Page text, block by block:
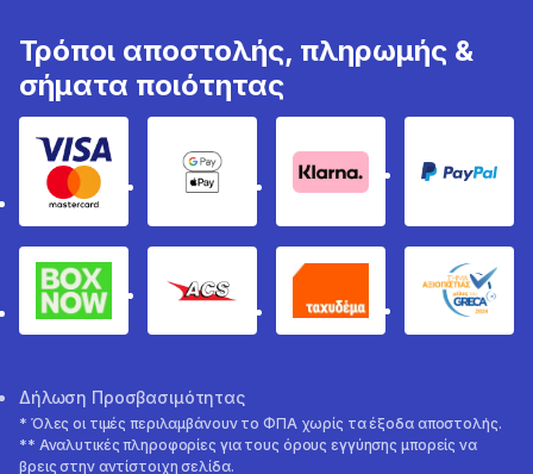
Τρόποι αποστολής, πληρωμής &
σήματα ποιότητας
Visa & MastercardGoogle Pay & Apple Pay
Klarna PayPal
Box Now ACS Ταχυδέμα
Δήλωση Προσβασιμότητας
* Όλες οι τιμές περιλαμβάνουν το ΦΠΑ χωρίς τα έξοδα αποστολής.
** Αναλυτικές πληροφορίες για τους όρους εγγύησης μπορείς να
βρεις στην αντίστοιχη σελίδα.